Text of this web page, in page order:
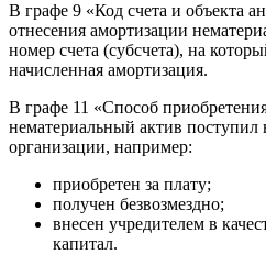
В графе 9 «Код счета и объекта
отнесения амортизации
номер счета (субсчета), на
начисленная амортизация.
В графе 11 «Способ
нематериальный актив поступил
организации, например:
приобретен за плату;
получен безвозмездно;
внесен учредителем в
капитал.